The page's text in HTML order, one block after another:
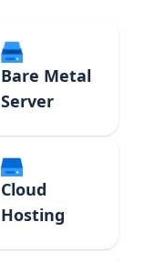
Bare Metal
Server
Cloud
Hosting